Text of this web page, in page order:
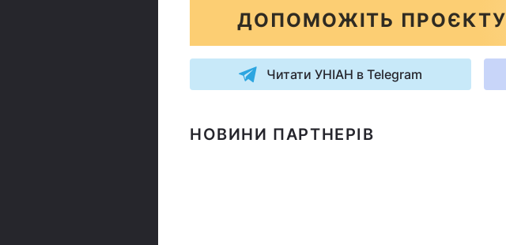
ДОПОМОЖІТЬ ПРОЄКТУ
Читати УНІАН в Telegram
НОВИНИ ПАРТНЕРІВ